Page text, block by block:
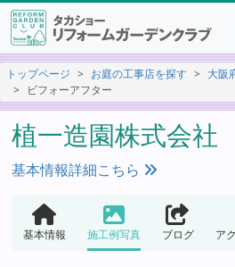
トップページ お庭の工事店を探す 大阪
ビフォーアフター
植一造園株式会社
基本情報詳細こちら
基本情報 施工例写真 ブログ ア